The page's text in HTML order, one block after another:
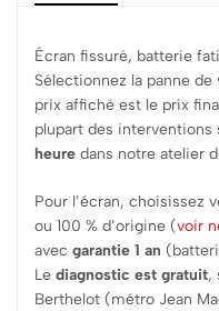
Écran fissuré, batterie
Sélectionnez la panne de
prix affiché est le prix
plupart des interventions
heure dans notre atelier
Pour l’écran, choisissez
ou 100 % d’origine (voir
avec garantie 1 an
Le diagnostic est gratuit,
Berthelot (métro Jean